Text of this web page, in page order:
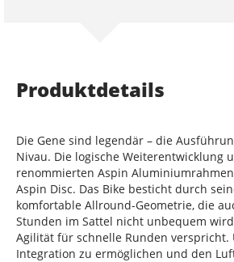
Produktdetails
Die Gene sind legendär – die
Nivau. Die logische Weiterentwicklung
renommierten Aspin
Aspin Disc. Das Bike besticht durch
komfortable Allround-Geometrie, die
Stunden im Sattel nicht unbequem
Agilität für schnelle Runden verspricht.
Integration zu ermöglichen und den